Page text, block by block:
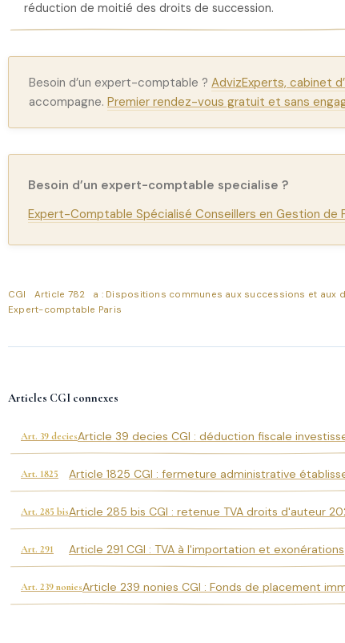
réduction de moitié des droits de succession.
Besoin d’un expert-comptable ? AdvizExperts, cabinet
accompagne. Premier rendez-vous gratuit et sans
Besoin d’un expert-comptable specialise ?
Expert-Comptable Spécialisé Conseillers en Gestion de
CGI Article 782 a : Dispositions communes aux successions et aux
Expert-comptable Paris
Articles CGI connexes
Art. 39 deciesArticle 39 decies CGI : déduction fiscale
Art. 1825 Article 1825 CGI : fermeture administrative
Art. 285 bisArticle 285 bis CGI : retenue TVA droits d'auteur
Art. 291 Article 291 CGI : TVA à l'importation et exonérations
Art. 239 noniesArticle 239 nonies CGI : Fonds de placement